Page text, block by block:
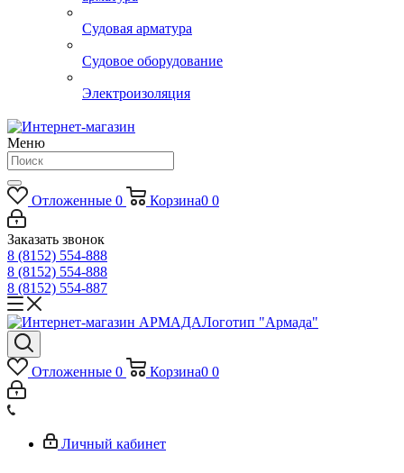
Судовая арматура
Судовое оборудование
Электроизоляция
Меню
Отложенные 0 Корзина0 0
Заказать звонок
8 (8152) 554-888
8 (8152) 554-888
8 (8152) 554-887
Логотип "Армада"
Отложенные 0 Корзина0 0
Личный кабинет